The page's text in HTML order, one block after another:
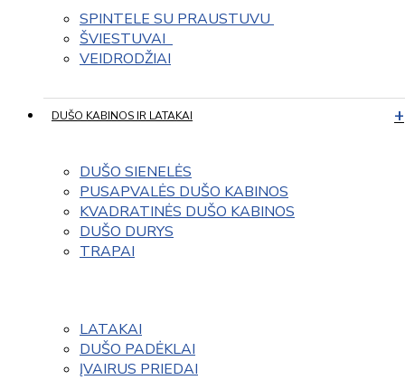
SPINTELE SU PRAUSTUVU
ŠVIESTUVAI
VEIDRODŽIAI
DUŠO KABINOS IR LATAKAI
DUŠO SIENELĖS
PUSAPVALĖS DUŠO KABINOS
KVADRATINĖS DUŠO KABINOS
DUŠO DURYS
TRAPAI
LATAKAI
DUŠO PADĖKLAI
ĮVAIRUS PRIEDAI